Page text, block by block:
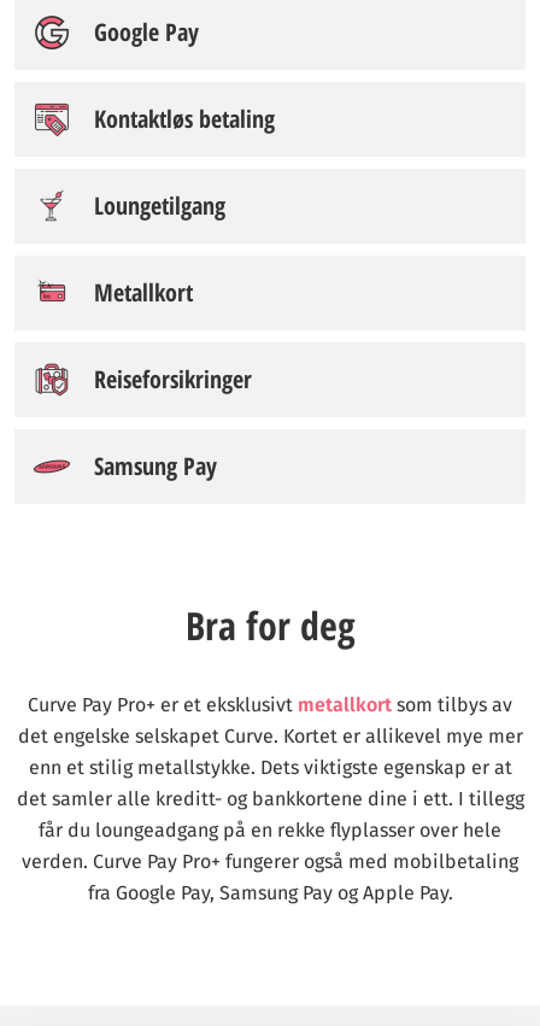
Google Pay
Kontaktløs betaling
Loungetilgang
Metallkort
Reiseforsikringer
Samsung Pay
Bra for deg
Curve Pay Pro+ er et eksklusivt metallkort som tilbys av
det engelske selskapet Curve. Kortet er allikevel mye mer
enn et stilig metallstykke. Dets viktigste egenskap er at
det samler alle kreditt- og bankkortene dine i ett. I tillegg
får du loungeadgang på en rekke flyplasser over hele
verden. Curve Pay Pro+ fungerer også med mobilbetaling
fra Google Pay, Samsung Pay og Apple Pay.